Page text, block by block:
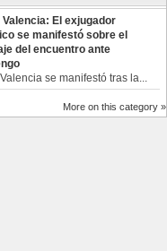
Valencia: El exjugador
se manifestó sobre el
del encuentro ante
se manifestó tras la...
More on this category »